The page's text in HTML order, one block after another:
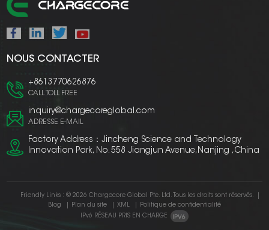
NOUS CONTACTER
+8613770626876
CALL TOLL FREE
inquiry@chargecoreglobal.com
ADRESSE E-MAIL
Factory Address：Jincheng Science and Technology
Innovation Park, No. 558 Jiangjun Avenue,Nanjing ,China
Friendly Links : © 2026 Chargecore Global Pte. Ltd. Tous les droits sont réservés.
Blog
Plan du site XML
Politique de confidentialité
IPv6 RÉSEAU PRIS EN CHARGE